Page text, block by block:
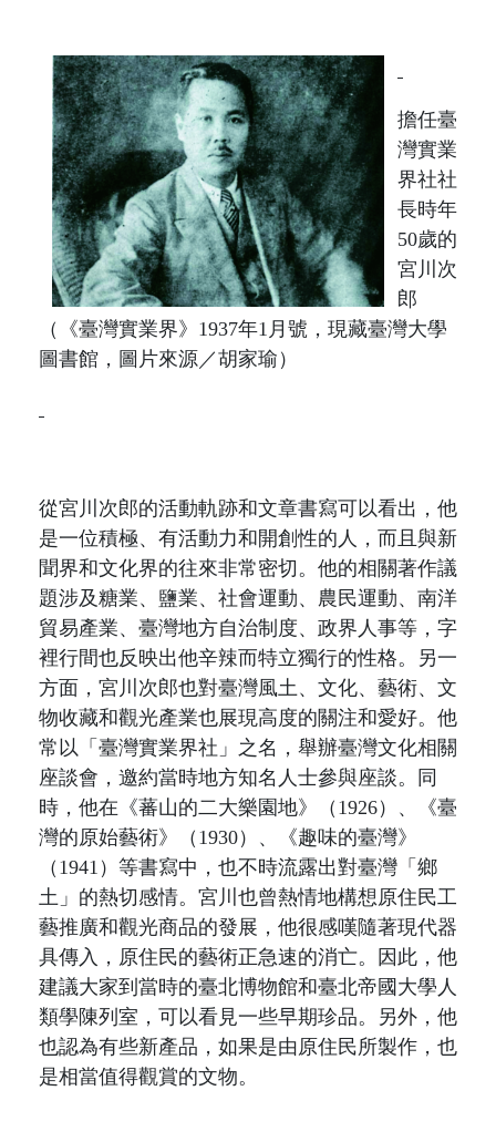
擔任臺
灣實業
界社社
長時年
50歲的
宮川次
郎
（
《臺灣實業界》 1937年1 月號 ，現藏臺灣大學
圖書館，圖片來源／胡家瑜）
從宮川次郎的活動軌跡和文章書寫可以看出，他
是一位積極、有活動力和開創性的人，而且與新
聞界和文化界的往來非常密切。 他的相關著作議
題涉及糖業、鹽業、社會運動、農民運動、南洋
貿易產業、臺灣地方自治制度、政界人事等，字
裡行間也反映出他辛辣而特立獨行的性格。另一
方面，宮川次郎也對臺灣風土、文化、藝術、文
物收藏和觀光產業也展現高度的關注和愛好。他
常以「臺灣實業界社」之名，舉辦臺灣文化相關
座談會，邀約當時地方知名人士參與座談。同
時 ，他在 《蕃山的二大樂園地》（ 1926）、《臺
灣的原始藝術》（ 1930）、《趣味的臺灣》
（ 1941 ）等書寫中，也不時流露出對臺灣「鄉
土」的熱切感情。宮川也曾熱情地構想原住民工
藝推廣和觀光商品的發展，他很感嘆隨著現代器
具傳入，原住民的藝術正急速的消亡。因此，他
建議大家到當時的臺北博物館和臺北帝國大學人
類學陳列室，可以看見一些早期珍品。另外，他
也認為有些新產品，如果是由原住民所製作，也
是相當值得觀賞的文物。